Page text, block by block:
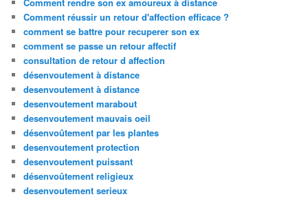
Comment réussir un retour d'affection efficace ?
comment se battre pour recuperer son ex
comment se passe un retour affectif
consultation de retour d affection
désenvoutement à distance
desenvoutement à distance
desenvoutement marabout
desenvoutement mauvais oeil
désenvoûtement par les plantes
desenvoutement protection
desenvoutement puissant
désenvoûtement religieux
desenvoutement serieux